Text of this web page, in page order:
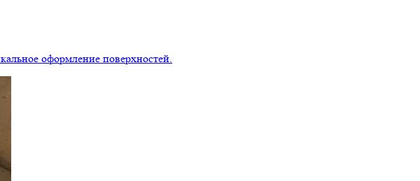
оформление поверхностей.